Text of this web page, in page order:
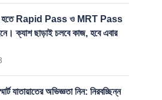
হতে Rapid Pass ও MRT Pass
ক্যাশ ছাড়াই চলবে কাজ, হবে এবার
যাতায়াতের অভিজ্ঞতা নিন: নিরবচ্ছিন্ন